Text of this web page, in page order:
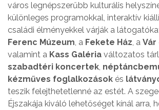
város legnépszerűbb kulturális
különleges programokkal, interaktív
családi élményekkel várják a
Ferenc Múzeum, a Fekete Ház, a Vár
valamint a Kass Galéria változatos
szabadtéri koncertek,
kézműves foglalkozások és
teszik felejthetetlenné az estét. A
Éjszakája kiváló lehetőséget kínál arra,